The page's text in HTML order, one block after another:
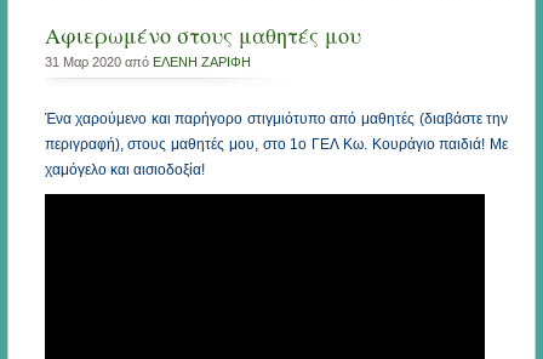
Αφιερωμένο στους μαθητές μου
31 Μαρ 2020 από ΕΛΕΝΗ ΖΑΡΙΦΗ
Ένα χαρούμενο και παρήγορο στιγμιότυπο από μαθητές (διαβάστε την
περιγραφή), στους μαθητές μου, στο 1ο ΓΕΛ Κω. Κουράγιο παιδιά! Με
χαμόγελο και αισιοδοξία!